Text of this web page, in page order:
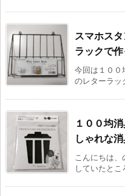
スマホス
ラックで
今回は１００
のレターラッ
１００均
しゃれな
こんにちは
していたと